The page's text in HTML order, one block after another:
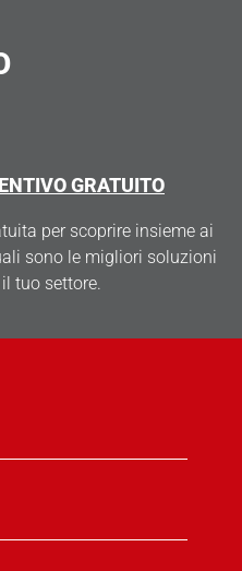
GRATUITO
per scoprire insieme ai
sono le migliori soluzioni
tuo settore.